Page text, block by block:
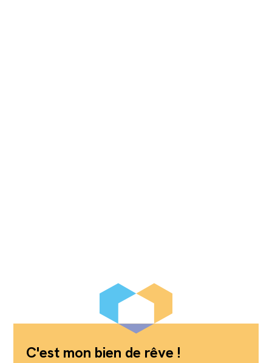
C'est mon bien de rêve !